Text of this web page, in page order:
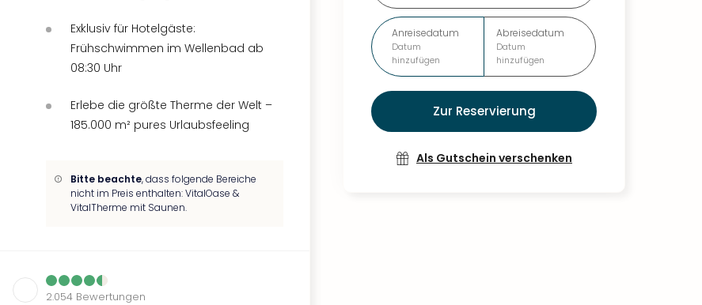
Anreisedatum
Datum
hinzufügen
Abreisedatum
Datum
hinzufügen
Zur Reservierung
Als Gutschein verschenken
Exklusiv für Hotelgäste:
Frühschwimmen im Wellenbad ab
08:30 Uhr
Erlebe die größte Therme der Welt –
185.000 m² pures Urlaubsfeeling
Bitte beachte, dass folgende Bereiche
nicht im Preis enthalten: VitalOase &
VitalTherme mit Saunen.
2.054 Bewertungen